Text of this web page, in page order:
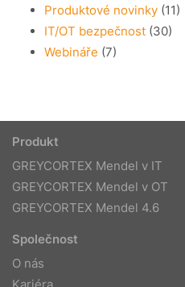
Produktové novinky (11)
IT/OT bezpečnost (30)
Webináře (7)
Produkt
GREYCORTEX Mendel v IT
GREYCORTEX Mendel v OT
GREYCORTEX Mendel 4.6
Společnost
O nás